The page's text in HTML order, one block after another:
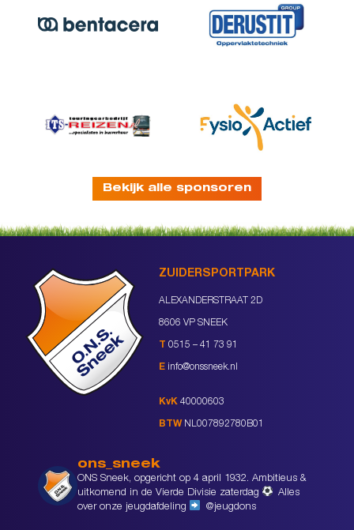
Bekijk alle sponsoren
ZUIDERSPORTPARK
ALEXANDERSTRAAT 2D
8606 VP SNEEK
0515 – 41 73 91
E info@onssneek.nl
KvK 40000603
BTW NL007892780B01
ons_sneek
ONS Sneek, opgericht op 4 april 1932. Ambitieus &
uitkomend in de Vierde Divisie zaterdag
Alles
over onze jeugdafdeling
@jeugdons